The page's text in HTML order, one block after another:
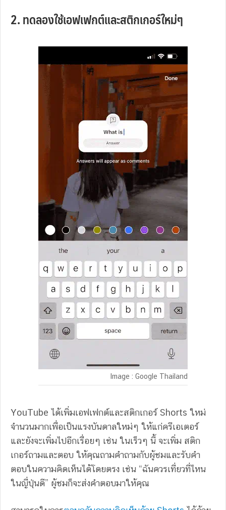
2. ทดลองใช้เอฟเฟกต์และสติกเกอร์ใหม่ๆ
Image : Google Thailand
YouTube ได้เพิ่มเอฟเฟกต์และสติกเกอร์ Shorts ใหม่
จำนวนมากเพื่อเป็นแรงบันดาลใหม่ๆ ให้แก่ครีเอเตอร์
และยังจะเพิ่มไปอีกเรื่อยๆ เช่น ในเร็วๆ นี้ จะเพิ่ม สติก
เกอร์ถามและตอบ ให้คุณถามคำถามกับผู้ชมและรับคำ
ตอบในความคิดเห็นได้โดยตรง เช่น “ฉันควรเที่ยวที่ไหน
ในญี่ปุ่นดี” ผู้ชมก็จะส่งคำตอบมาให้คุณ